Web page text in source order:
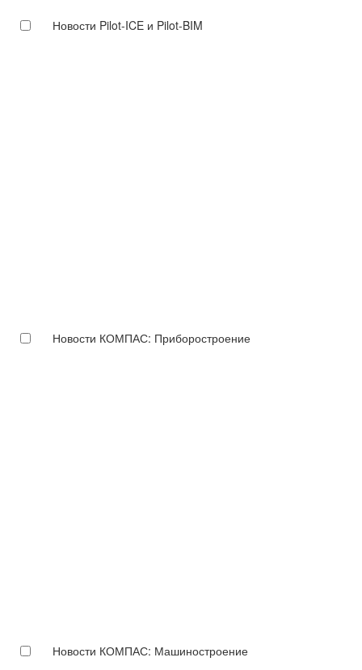
Новости Pilot-ICE и Pilot-BIM
Новости КОМПАС: Приборостроение
Новости КОМПАС: Машиностроение